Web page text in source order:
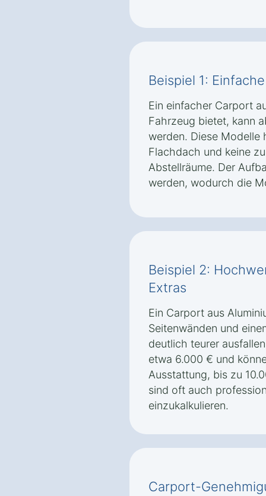
Beispiel 1:
Ein einfacher Carport
Fahrzeug bietet, kann
werden. Diese Modelle
Flachdach und keine
Abstellräume. Der
werden, wodurch die
Beispiel 2:
Extras
Ein Carport aus
Seitenwänden und
deutlich teurer
etwa 6.000 € und
Ausstattung, bis zu
sind oft auch
einzukalkulieren.
Carport-